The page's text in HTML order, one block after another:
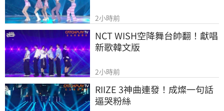
2小時前
NCT WISH空降舞台帥翻！獻唱
新歌韓文版
2小時前
RIIZE 3神曲連發！成燦一句話
逼哭粉絲